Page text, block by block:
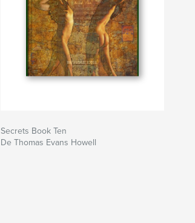
Secrets Book Ten
De Thomas Evans Howell